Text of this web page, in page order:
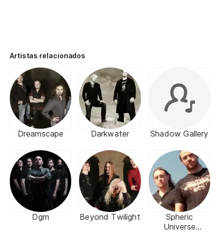
Artistas relacionados
Dreamscape Darkwater Shadow Gallery
Dgm Beyond Twilight
Spheric
Universe